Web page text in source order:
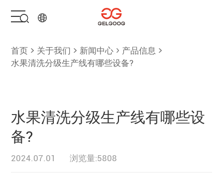
首页
服务支持
首页 关于我们 新闻中心
产品信息
水果清洗分级生产线有哪些设备?
水果清洗分级生产线有哪些设
备?
2024.07.01 浏览量:5808